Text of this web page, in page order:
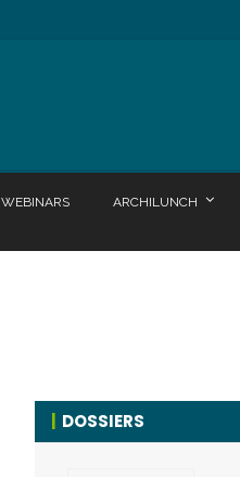
WEBINARS ARCHILUNCH
DOSSIERS